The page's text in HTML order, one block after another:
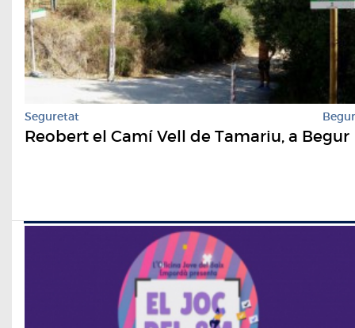
Seguretat Begur
Reobert el Camí Vell de Tamariu, a Begur